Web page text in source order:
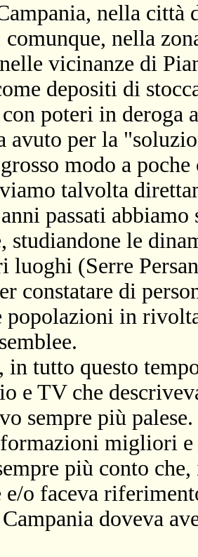
nella
nella
vicinanze di
depositi di
poteri in deroga
avuto per la
modo a
talvolta
passati
studiandone le
luoghi (Serre
constatare di
in
in tutto questo
e TV che
sempre più
migliori e
più conto
e/o faceva
doveva